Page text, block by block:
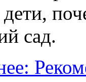
дети,
сад.